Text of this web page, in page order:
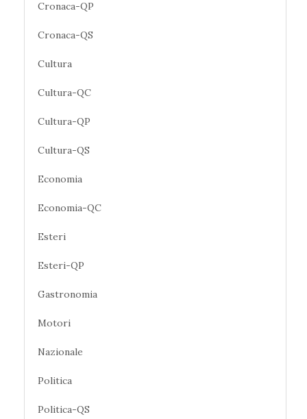
Cronaca-QP
Cronaca-QS
Cultura
Cultura-QC
Cultura-QP
Cultura-QS
Economia
Economia-QC
Esteri
Esteri-QP
Gastronomia
Motori
Nazionale
Politica
Politica-QS